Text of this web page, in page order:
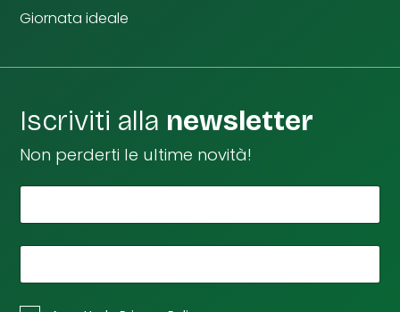
Giornata ideale
Iscriviti alla newsletter
Non perderti le ultime novità!
m
a
l